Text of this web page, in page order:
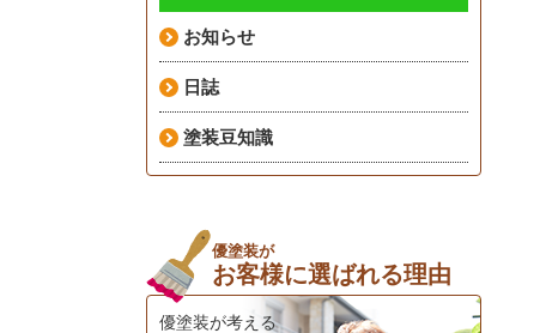
お知らせ
日誌
塗装豆知識
優塗装が
お客様に選ばれる理由
優塗装が考える